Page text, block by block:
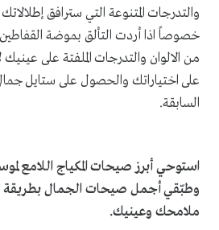
والتدرجات المتنوعة التي سترافق
خصوصاً اذا أردت التألق بموضة
من الالوان والتدرجات الملفتة على عينيك
على اختياراتك والحصول على ستايل
السابقة.
وطبّقي أجمل صيحات الجمال بطريقة
ملامحك وعينيك.